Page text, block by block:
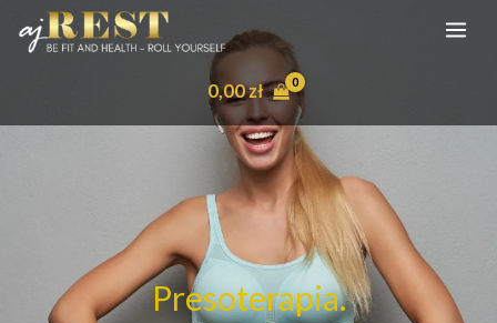
Przejdź
0,00zł
Presoterapia.